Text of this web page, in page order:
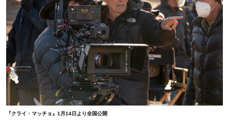
『クライ・マッチョ』1月14日より全国公開